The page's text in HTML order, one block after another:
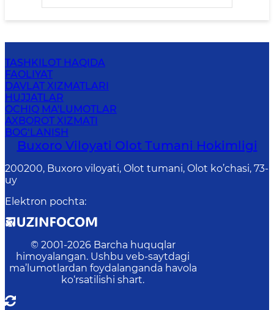
TASHKILOT HAQIDA
FAOLIYAT
DAVLAT XIZMATLARI
HUJJATLAR
OCHIQ MA'LUMOTLAR
AXBOROT XIZMATI
BOG‘LANISH
Buxoro Viloyati Olot Tumani Hokimligi
200200, Buxoro viloyati, Olot tumani, Olot ko’chasi, 73-
uy
Elektron pochta:
© 2001-2026 Barcha huquqlar
himoyalangan. Ushbu veb-saytdagi
ma’lumotlardan foydalanganda havola
ko‘rsatilishi shart.